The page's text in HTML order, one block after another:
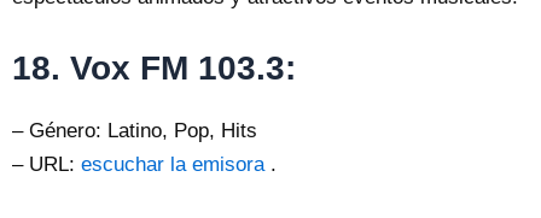
18. Vox FM 103.3:
– Género: Latino, Pop, Hits
– URL: escuchar la emisora.